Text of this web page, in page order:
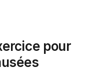
pour